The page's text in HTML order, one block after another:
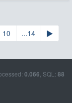
10 ...14 ▶
0.066 , SQL: 88